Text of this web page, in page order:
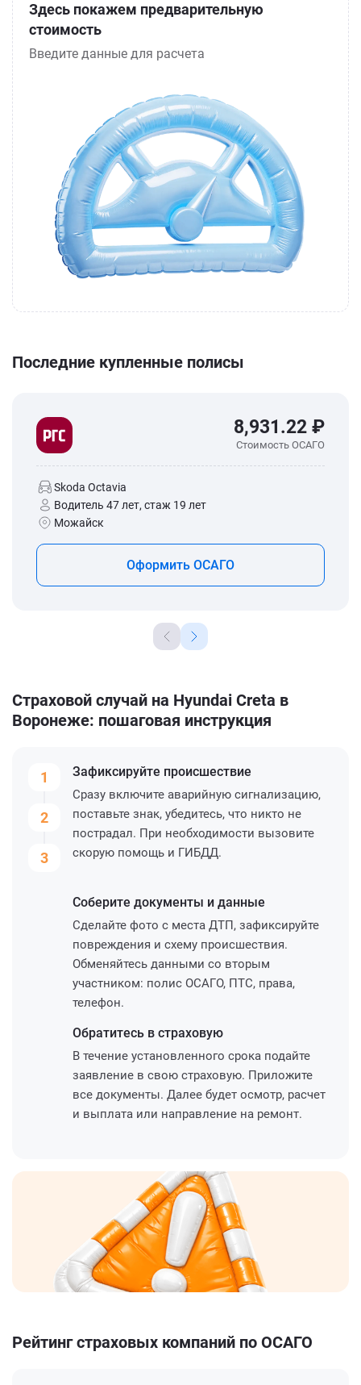
Здесь покажем предварительную
стоимость
Введите данные для расчета
Последние купленные полисы
8,931.22 ₽
Стоимость ОСАГО
Skoda Octavia
Водитель 47 лет, стаж 19 лет
Можайск
Оформить ОСАГО
Страховой случай на Hyundai Creta в
Воронеже: пошаговая инструкция
1
2
3
Зафиксируйте происшествие
Сразу включите аварийную сигнализацию,
поставьте знак, убедитесь, что никто не
пострадал. При необходимости вызовите
скорую помощь и ГИБДД.
Соберите документы и данные
Сделайте фото с места ДТП, зафиксируйте
повреждения и схему происшествия.
Обменяйтесь данными со вторым
участником: полис ОСАГО, ПТС, права,
телефон.
Обратитесь в страховую
В течение установленного срока подайте
заявление в свою страховую. Приложите
все документы. Далее будет осмотр, расчет
и выплата или направление на ремонт.
Рейтинг страховых компаний по ОСАГО